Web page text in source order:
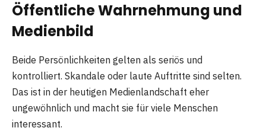
Öffentliche Wahrnehmung und
Medienbild
Beide Persönlichkeiten gelten als seriös und
kontrolliert. Skandale oder laute Auftritte sind selten.
Das ist in der heutigen Medienlandschaft eher
ungewöhnlich und macht sie für viele Menschen
interessant.